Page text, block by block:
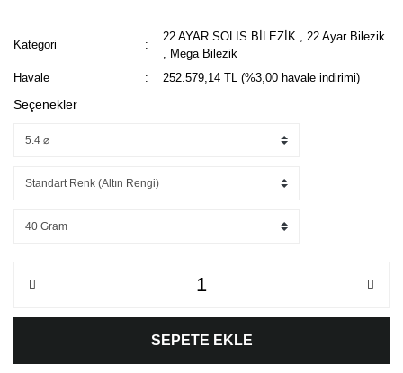
Kategori
22 AYAR SOLIS BİLEZİK
22 Ayar Bilezik
Mega Bilezik
Havale
252.579,14 TL (%3,00 havale indirimi)
Seçenekler
SEPETE EKLE